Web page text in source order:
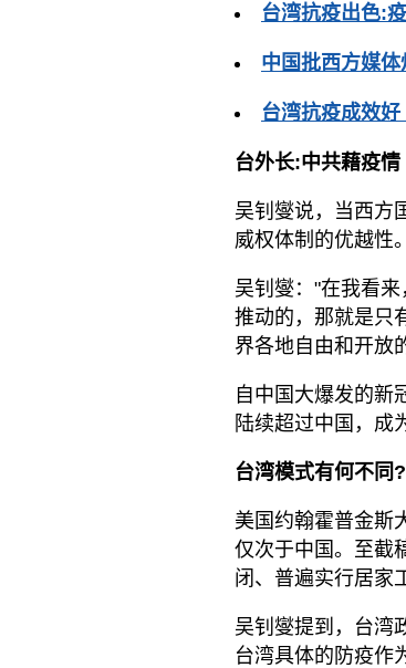
台湾抗疫出色:
中国批西方媒
台湾抗疫成效
台外长:中共藉疫情
吴钊燮说，当西方
威权体制的优越性。
吴钊燮："在我看
推动的，那就是只
界各地自由和开放
自中国大爆发的新
陆续超过中国，成
台湾模式有何不同?
美国约翰霍普金斯
仅次于中国。至截
闭、普遍实行居家
吴钊燮提到，台湾
台湾具体的防疫作